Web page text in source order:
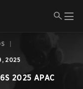
2025
2025 APAC